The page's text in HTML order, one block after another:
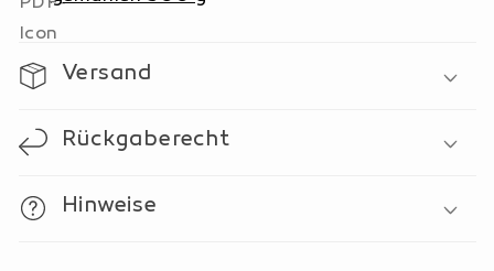
gemahlen
500
500
Versand
Rückgaberecht
Hinweise